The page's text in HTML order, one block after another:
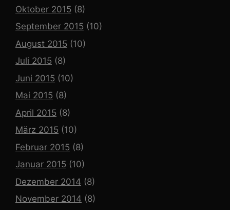
Oktober 2015 (8)
September 2015 (10)
August 2015 (10)
Juli 2015 (8)
Juni 2015 (10)
Mai 2015 (8)
April 2015 (8)
März 2015 (10)
Februar 2015 (8)
Januar 2015 (10)
Dezember 2014 (8)
November 2014 (8)